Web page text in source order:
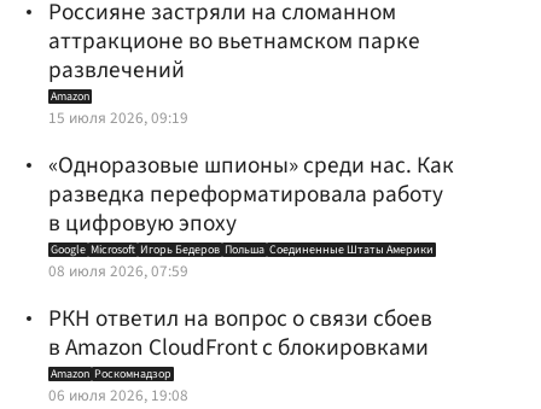
Россияне застряли на сломанном
аттракционе во вьетнамском парке
развлечений
Amazon
15 июля 2026, 09:19
«Одноразовые шпионы» среди нас. Как
разведка переформатировала работу
в цифровую эпоху
Google Microsoft Игорь Бедеров Польша Соединенные Штаты Америки
08 июля 2026, 07:59
РКН ответил на вопрос о связи сбоев
в Amazon CloudFront с блокировками
Amazon Роскомнадзор
06 июля 2026, 19:08